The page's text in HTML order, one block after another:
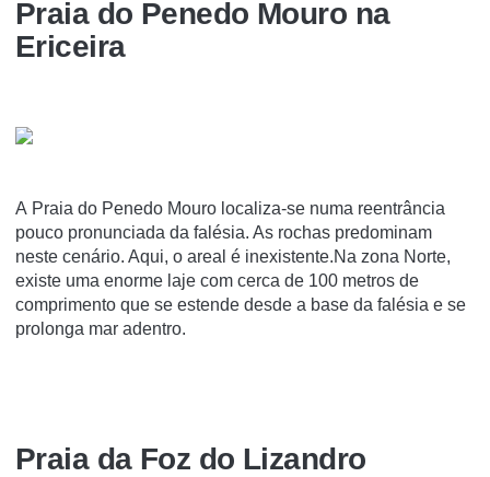
Praia do Penedo Mouro na
Ericeira
A Praia do Penedo Mouro localiza-se numa reentrância
pouco pronunciada da falésia. As rochas predominam
neste cenário. Aqui, o areal é inexistente.Na zona Norte,
existe uma enorme laje com cerca de 100 metros de
comprimento que se estende desde a base da falésia e se
prolonga mar adentro.
Praia da Foz do Lizandro